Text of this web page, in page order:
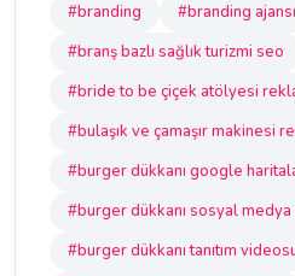
#branding
#branding ajansı
#branş bazlı sağlık turizmi seo
#bride to be çiçek atölyesi
#bulaşık ve çamaşır makinesi
#burger dükkanı google
#burger dükkanı sosyal medya
#burger dükkanı tanıtım